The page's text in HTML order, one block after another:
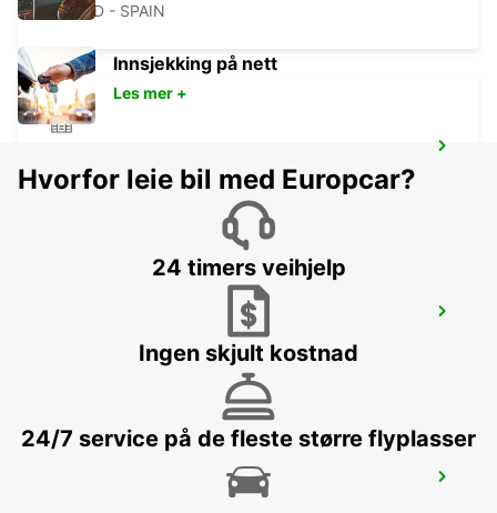
MADRID - SPAIN
ALCORCON - SPAIN
MADRID ATOCHA MAIN STATION
MADRID - SPAIN
MADRID FERIA DE MADRID
Innsjekking på nett
Les mer +
Hvorfor leie bil med Europcar?
24 timers veihjelp
Ingen skjult kostnad
24/7 service på de fleste større flyplasser